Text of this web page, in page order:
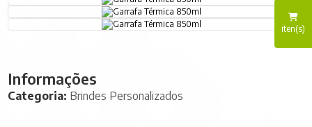
iten(s)
Informações
Categoria: Brindes Personalizados